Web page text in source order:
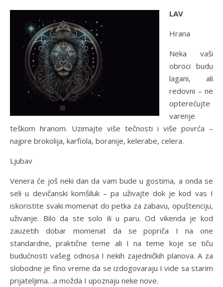
LAV
Hrana
Neka vaši
obroci budu
lagani, ali
redovni – ne
opterećujte
varenje
teškom hranom. Uzimajte više tečnosti i više povrća –
najpre brokolija, karfiola, boranije, kelerabe, celera.
Ljubav
Venera će još neki dan da vam bude u gostima, a onda se
seli u devičanski komšiluk – pa uživajte dok je kod vas I
iskoristite svaki momenat do petka za zabavu, opuštenciju,
uživanje. Bilo da ste solo ili u paru. Od vikenda je kod
zauzetih dobar momenat da se popriča I na one
standardne, praktične teme ali I na teme koje se tiču
budućnosti vašeg odnosa I nekih zajedničkih planova. A za
slobodne je fino vreme da se izdogovaraju I vide sa starim
prijateljima…a možda I upoznaju neke nove.